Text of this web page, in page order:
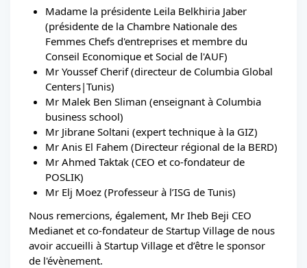
Madame la présidente Leila Belkhiria Jaber
(présidente de la Chambre Nationale des
Femmes Chefs d'entreprises et membre du
Conseil Economique et Social de l'AUF)
Mr Youssef Cherif (directeur de Columbia Global
Centers|Tunis)
Mr Malek Ben Sliman (enseignant à Columbia
business school)
Mr Jibrane Soltani (expert technique à la GIZ)
Mr Anis El Fahem (Directeur régional de la BERD)
Mr Ahmed Taktak (CEO et co-fondateur de
POSLIK)
Mr Elj Moez (Professeur à l’ISG de Tunis)
Nous remercions, également, Mr Iheb Beji CEO
Medianet et co-fondateur de Startup Village de nous
avoir accueilli à Startup Village et d’être le sponsor
de l'évènement.